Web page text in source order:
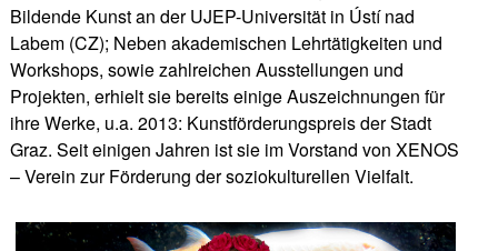
Bildende Kunst an der UJEP-Universität in Ústí nad
Labem (CZ); Neben akademischen Lehrtätigkeiten und
Workshops, sowie zahlreichen Ausstellungen und
Projekten, erhielt sie bereits einige Auszeichnungen für
ihre Werke, u.a. 2013: Kunstförderungspreis der Stadt
Graz. Seit einigen Jahren ist sie im Vorstand von XENOS
– Verein zur Förderung der soziokulturellen Vielfalt.